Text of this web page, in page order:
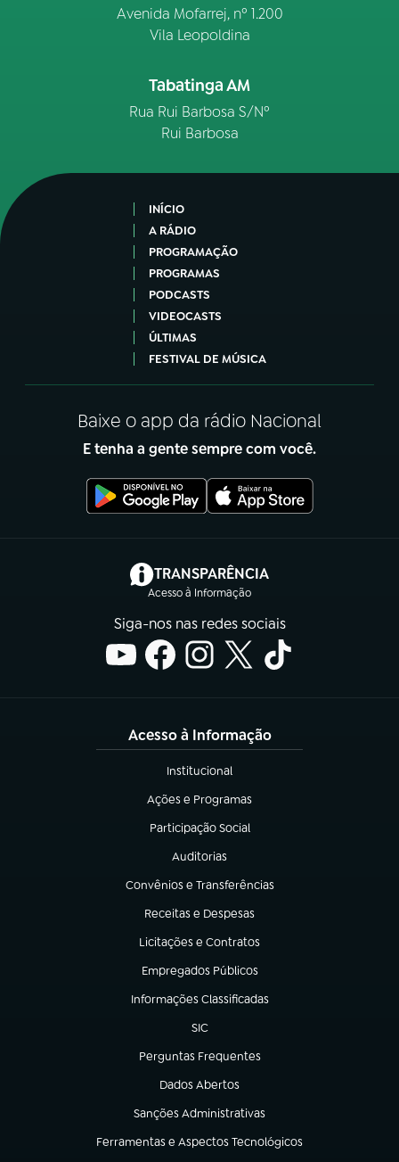
Avenida Mofarrej, nº 1.200
Vila Leopoldina
Tabatinga AM
Rua Rui Barbosa S/Nº
Rui Barbosa
INÍCIO
A RÁDIO
PROGRAMAÇÃO
PROGRAMAS
PODCASTS
VIDEOCASTS
ÚLTIMAS
FESTIVAL DE MÚSICA
Baixe o app da rádio Nacional
E tenha a gente sempre com você.
TRANSPARÊNCIA
Acesso à Informação
(abre em nova aba)
Siga-nos nas redes sociais
Acesso à Informação
Institucional
(abre em nova aba)
Ações e Programas
(abre em nova aba)
Participação Social
(abre em nova aba)
Auditorias
(abre em nova aba)
Convênios e Transferências
(abre em nova aba)
Receitas e Despesas
(abre em nova aba)
Licitações e Contratos
(abre em nova aba)
Empregados Públicos
(abre em nova aba)
Informações Classificadas
(abre em nova aba)
SIC
(abre em nova aba)
Perguntas Frequentes
(abre em nova aba)
Dados Abertos
(abre em nova aba)
Sanções Administrativas
(abre em nova aba)
Ferramentas e Aspectos Tecnológicos
(abre em nova aba)